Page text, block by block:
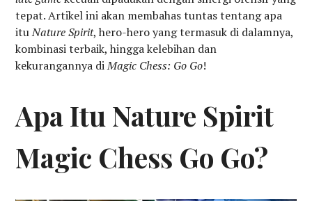
tepat. Artikel ini akan membahas tuntas tentang apa
ituNature Spirit, hero-hero yang termasuk di dalamnya,
kombinasi terbaik, hingga kelebihan dan
kekurangannya diMagic Chess: Go Go!
Apa Itu Nature Spirit
Magic Chess Go Go?